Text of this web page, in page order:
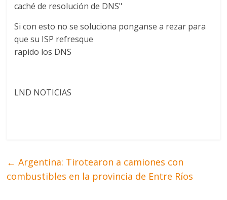
caché de resolución de DNS"
Si con esto no se soluciona ponganse a rezar para
que su ISP refresque
rapido los DNS
LND NOTICIAS
← Argentina: Tirotearon a camiones con
combustibles en la provincia de Entre Ríos